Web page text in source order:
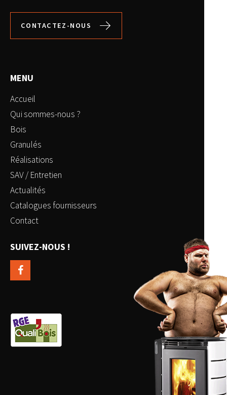
CONTACTEZ-NOUS
MENU
Accueil
Qui sommes-nous ?
Bois
Granulés
Réalisations
SAV / Entretien
Actualités
Catalogues fournisseurs
Contact
SUIVEZ-NOUS !